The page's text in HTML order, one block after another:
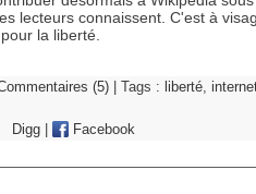
lecteurs connaissent. C'est à
la liberté.
(5) | Tags : liberté,
Digg Facebook